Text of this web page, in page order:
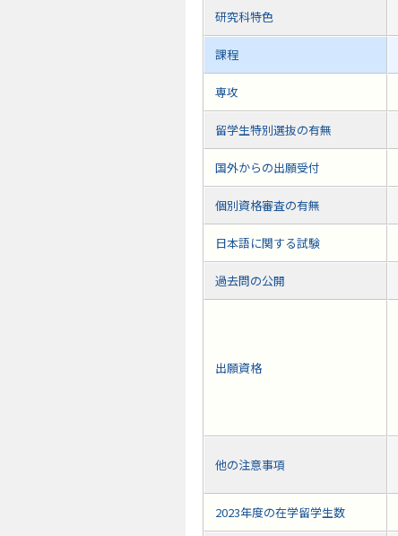
研究科特色
課程
専攻
留学生特別選抜の有無
国外からの出願受付
個別資格審査の有無
日本語に関する試験
過去問の公開
出願資格
他の注意事項
2023年度の在学留学生数